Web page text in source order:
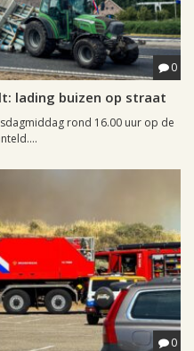
0
lading buizen op straat
rond 16.00 uur op de
0